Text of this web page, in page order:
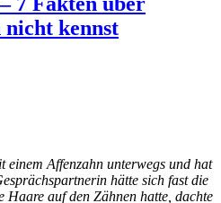
nicht kennst
einem Affenzahn unterwegs und hat
hätte sich fast die
Haare auf den Zähnen hatte, dachte